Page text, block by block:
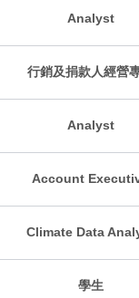
Analyst
行銷及捐款人經營
Analyst
Account
Climate Data
學生